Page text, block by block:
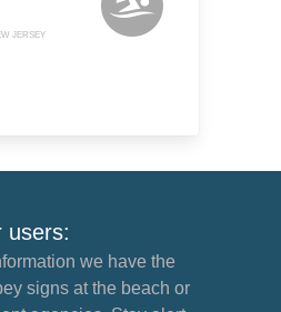
JERSEY
users:
we have the
signs at the beach or